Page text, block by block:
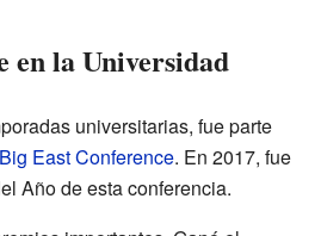
en la Universidad
universitarias, fue parte
Big East Conference. En 2017, fue
Año de esta conferencia.